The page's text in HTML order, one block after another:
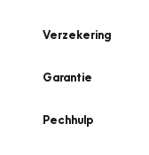
Verzekering
Garantie
Pechhulp